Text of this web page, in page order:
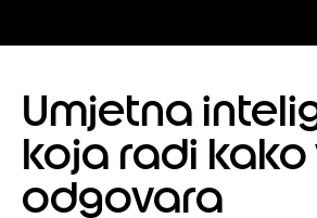
Umjetna
koja radi
odgovara